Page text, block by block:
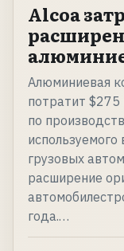
Alcoa
Алюминиевая
потратит
по
грузовых
расширение
года.…